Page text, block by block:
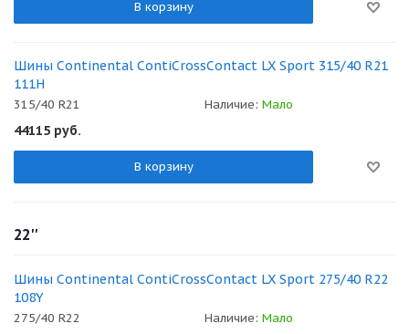
В корзину
Шины Continental ContiCrossContact LX Sport 315/40 R21
111H
315/40 R21 Наличие: Мало
44115 руб.
В корзину
22''
Шины Continental ContiCrossContact LX Sport 275/40 R22
108Y
275/40 R22 Наличие: Мало